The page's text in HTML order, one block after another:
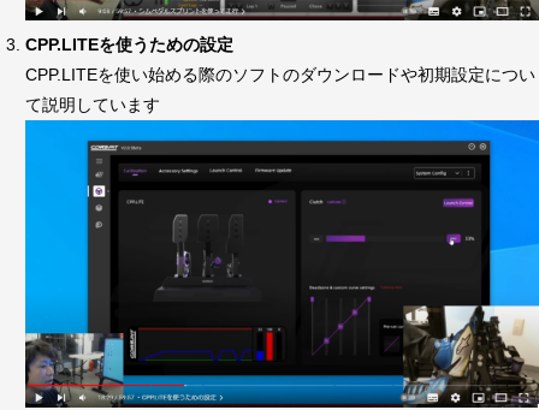
CPP.LITEを使うための設定
CPP.LITEを使い始める際のソフトのダウンロードや初期設定につい
て説明しています